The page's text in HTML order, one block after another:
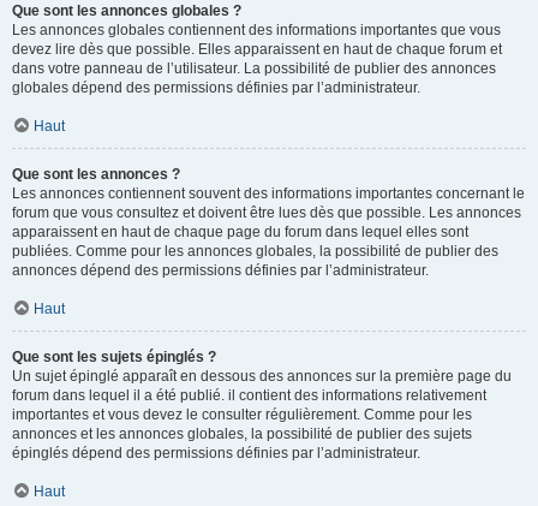
Que sont les annonces globales ?
Les annonces globales contiennent des informations importantes que vous
devez lire dès que possible. Elles apparaissent en haut de chaque forum et
dans votre panneau de l’utilisateur. La possibilité de publier des annonces
globales dépend des permissions définies par l’administrateur.
Haut
Que sont les annonces ?
Les annonces contiennent souvent des informations importantes concernant le
forum que vous consultez et doivent être lues dès que possible. Les annonces
apparaissent en haut de chaque page du forum dans lequel elles sont
publiées. Comme pour les annonces globales, la possibilité de publier des
annonces dépend des permissions définies par l’administrateur.
Haut
Que sont les sujets épinglés ?
Un sujet épinglé apparaît en dessous des annonces sur la première page du
forum dans lequel il a été publié. il contient des informations relativement
importantes et vous devez le consulter régulièrement. Comme pour les
annonces et les annonces globales, la possibilité de publier des sujets
épinglés dépend des permissions définies par l’administrateur.
Haut